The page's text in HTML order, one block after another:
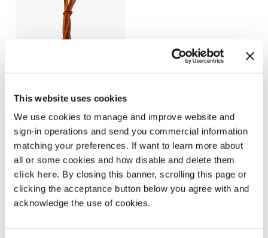
This website uses cookies
We use cookies to manage and improve website and
sign-in operations and send you commercial information
matching your preferences. If want to learn more about
all or some cookies and how disable and delete them
click here. By closing this banner, scrolling this page or
clicking the acceptance button below you agree with and
acknowledge the use of cookies.
Cordino sfrangiato con
Monogram
Rosso
CHF 20,00
Stai visualizzando 3 di 3 prodotti